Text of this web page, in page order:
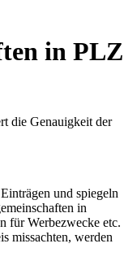
in PLZ
die Genauigkeit der
und spiegeln
in
für Werbezwecke etc.
missachten, werden